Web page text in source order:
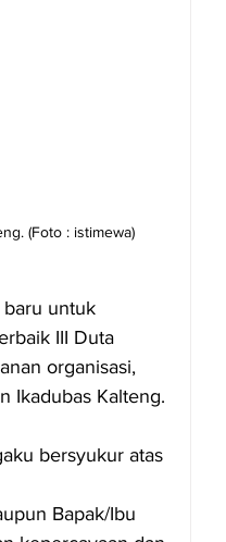
(Foto : istimewa)
baru untuk
III Duta
organisasi,
Ikadubas Kalteng.
bersyukur atas
Bapak/Ibu